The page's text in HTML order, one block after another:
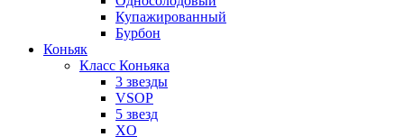
Купажированный
Бурбон
Коньяк
Класс Коньяка
3 звезды
VSOP
5 звезд
XO